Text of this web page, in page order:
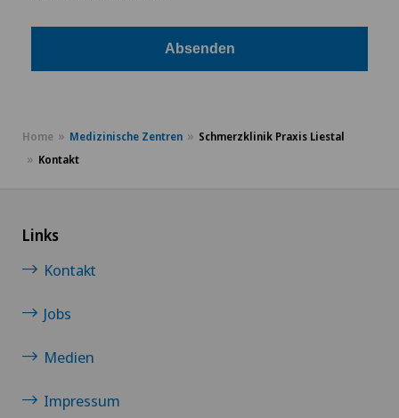
Absenden
Home Medizinische Zentren
Schmerzklinik Praxis Liestal
Kontakt
Links
Kontakt
Jobs
Medien
Impressum